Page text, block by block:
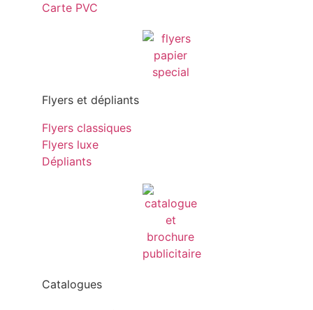
Carte PVC
Flyers et dépliants
Flyers classiques
Flyers luxe
Dépliants
Catalogues